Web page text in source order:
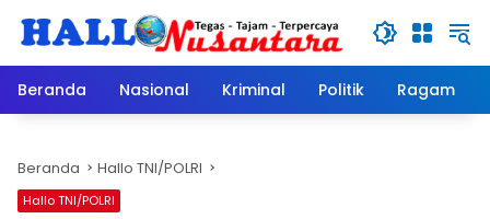
Beranda
Nasional Kriminal Politik Ragam
Beranda Hallo TNI/POLRI
Hallo TNI/POLRI